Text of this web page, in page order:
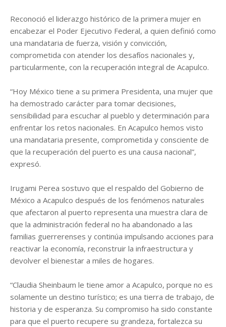
Reconoció el liderazgo histórico de la primera mujer en
encabezar el Poder Ejecutivo Federal, a quien definió como
una mandataria de fuerza, visión y convicción,
comprometida con atender los desafíos nacionales y,
particularmente, con la recuperación integral de Acapulco.
“Hoy México tiene a su primera Presidenta, una mujer que
ha demostrado carácter para tomar decisiones,
sensibilidad para escuchar al pueblo y determinación para
enfrentar los retos nacionales. En Acapulco hemos visto
una mandataria presente, comprometida y consciente de
que la recuperación del puerto es una causa nacional”,
expresó.
Irugami Perea sostuvo que el respaldo del Gobierno de
México a Acapulco después de los fenómenos naturales
que afectaron al puerto representa una muestra clara de
que la administración federal no ha abandonado a las
familias guerrerenses y continúa impulsando acciones para
reactivar la economía, reconstruir la infraestructura y
devolver el bienestar a miles de hogares.
“Claudia Sheinbaum le tiene amor a Acapulco, porque no es
solamente un destino turístico; es una tierra de trabajo, de
historia y de esperanza. Su compromiso ha sido constante
para que el puerto recupere su grandeza, fortalezca su